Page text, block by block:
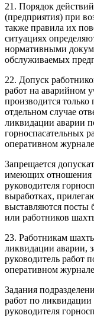
21. Порядок
(предприятия) при
также правила их
ситуациях
нормативными
обслуживаемых
22. Допуск
работ на аварийном
производится
отдельном случае
ликвидации аварии
горноспасательных
оперативном
Запрещается
имеющих отношения
руководителя
выработках,
выставляются посты
или работников
23. Работникам
ликвидации аварии,
руководитель работ
оперативном
Задания
работ по ликвидации
руководителя